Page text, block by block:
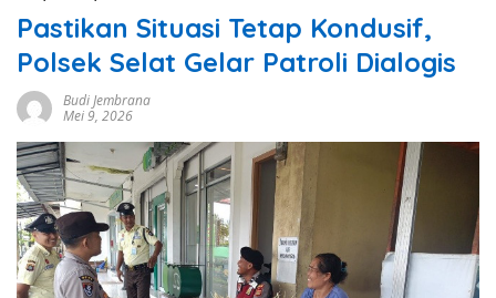
Pastikan Situasi Tetap Kondusif,
Polsek Selat Gelar Patroli Dialogis
Budi Jembrana
Mei 9, 2026